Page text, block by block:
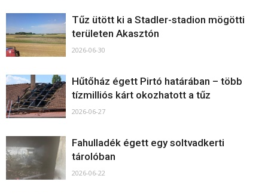
Tűz ütött ki a Stadler-stadion mögötti
területen Akasztón
2026-06-30
Hűtőház égett Pirtó határában – több
tízmilliós kárt okozhatott a tűz
2026-06-27
Fahulladék égett egy soltvadkerti
tárolóban
2026-06-22